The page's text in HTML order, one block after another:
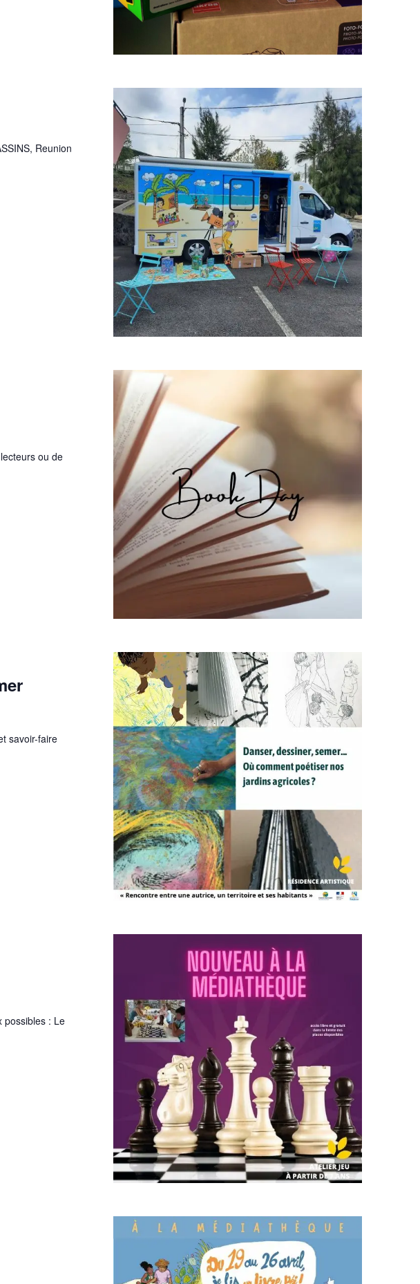
Reunion
ou de
savoir-faire
possibles : Le